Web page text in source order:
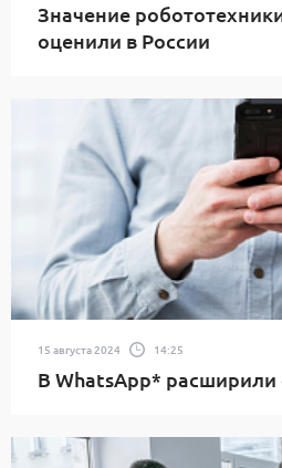
Значение
оценили в России
15 августа 2024 14:25
В WhatsApp*